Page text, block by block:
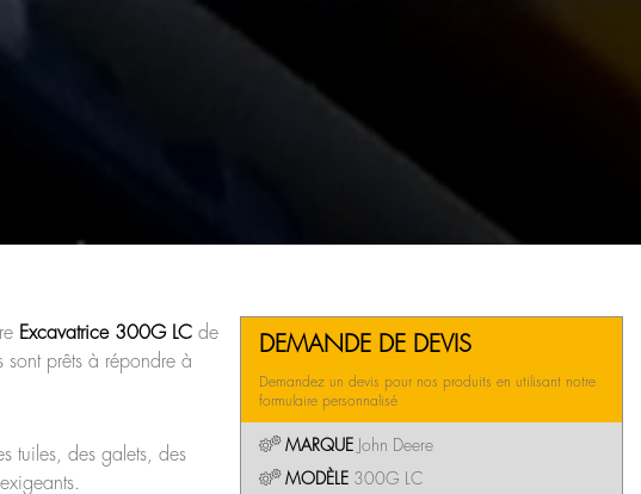
Excavatrice 300G LC de
prêts à répondre à
tuiles, des galets, des
DEMANDE DE DEVIS
Demandez un devis pour nos produits en utilisant notre
formulaire personnalisé
MARQUE John Deere
MODÈLE 300G LC